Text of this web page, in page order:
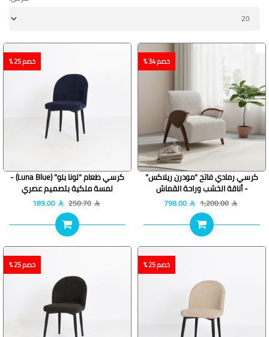
خصم 34 %
كرسي رمادي فاتح "مودرن ريلاكس"
- أناقة الخشب وراحة القماش
798.00 1,200.00
خصم 25 %
كرسي طعام "لونا بلو" (Luna Blue) -
لمسة ملكية بتصميم عصري
189.00 250.70
خصم 25 % خصم 25 %